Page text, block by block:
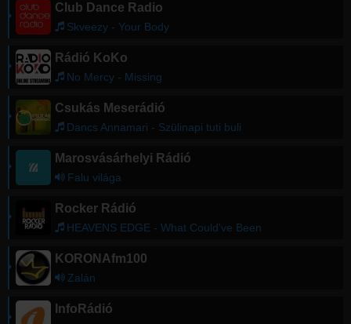
Club Dance Radio
Skveezy - Your Body
Rádió KoKo
No Mercy - Missing
Csukás Meserádió
Dancs Annamari - Szülinapi tuti buli
Marosvásárhelyi Rádió
Falu világa
Rocker Rádió
HEAVENS EDGE - What Could've Been
KORONAfm100
Zalán
InfoRádió